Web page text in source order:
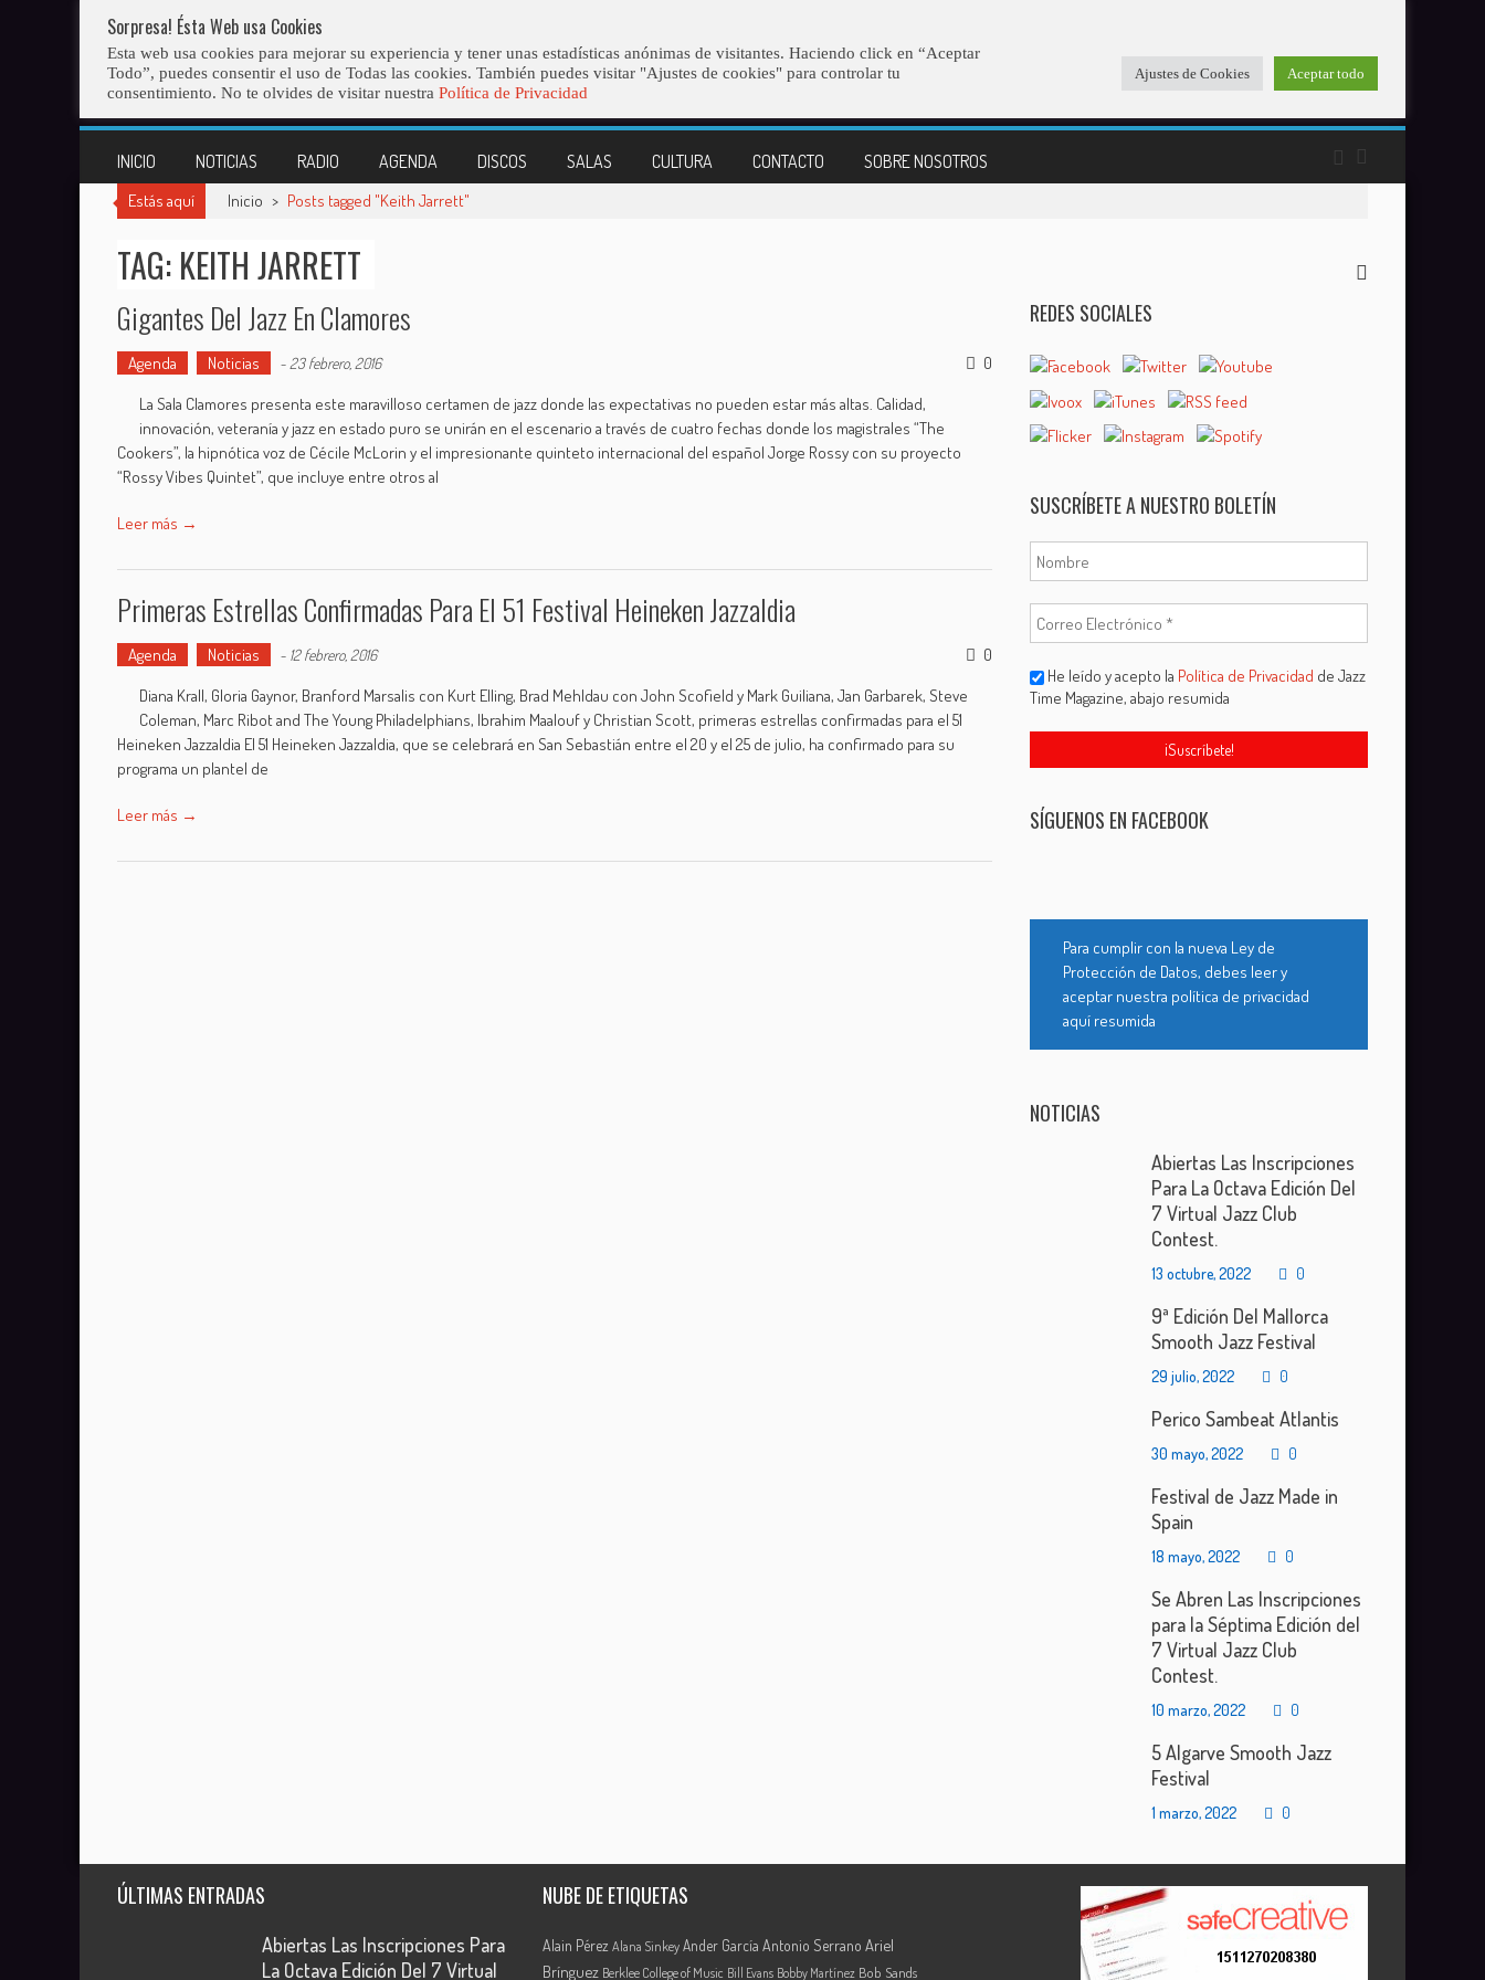
content
Abiertas Las Inscripciones Para La Octava Edición Del 7 Virtual Jazz Club Contest.
INICIO NOTICIAS RADIO AGENDA DISCOS SALAS CULTURA CONTACTO SOBRE NOSOTROS
Estás aquí Inicio > Posts tagged "Keith Jarrett"
TAG: KEITH JARRETT
Gigantes Del Jazz En Clamores
Agenda Noticias - 23 febrero, 2016
0
La Sala Clamores presenta este maravilloso certamen de jazz donde las expectativas no pueden estar más altas. Calidad,
innovación, veteranía y jazz en estado puro se unirán en el escenario a través de cuatro fechas donde los magistrales “The
Cookers”, la hipnótica voz de Cécile McLorin y el impresionante quinteto internacional del español Jorge Rossy con su proyecto
“Rossy Vibes Quintet”, que incluye entre otros al
Leer más →
Primeras Estrellas Confirmadas Para El 51 Festival Heineken Jazzaldia
Agenda Noticias - 12 febrero, 2016
0
Diana Krall, Gloria Gaynor, Branford Marsalis con Kurt Elling, Brad Mehldau con John Scofield y Mark Guiliana, Jan Garbarek, Steve
Coleman, Marc Ribot and The Young Philadelphians, Ibrahim Maalouf y Christian Scott, primeras estrellas confirmadas para el 51
Heineken Jazzaldia El 51 Heineken Jazzaldia, que se celebrará en San Sebastián entre el 20 y el 25 de julio, ha confirmado para su
programa un plantel de
Leer más →
REDES SOCIALES
SUSCRÍBETE A NUESTRO BOLETÍN
He leído y acepto la Política de Privacidad de Jazz
Time Magazine, abajo resumida
SÍGUENOS EN FACEBOOK
Para cumplir con la nueva Ley de
Protección de Datos, debes leer y
aceptar nuestra política de privacidad
aquí resumida
NOTICIAS
Abiertas Las Inscripciones
Para La Octava Edición Del
7 Virtual Jazz Club
Contest.
13 octubre, 2022 0
9ª Edición Del Mallorca
Smooth Jazz Festival
29 julio, 2022 0
Perico Sambeat Atlantis
30 mayo, 2022 0
Festival de Jazz Made in
Spain
18 mayo, 2022 0
Se Abren Las Inscripciones
para la Séptima Edición del
7 Virtual Jazz Club
Contest.
10 marzo, 2022 0
5 Algarve Smooth Jazz
Festival
1 marzo, 2022 0
ÚLTIMAS ENTRADAS
Abiertas Las Inscripciones Para
La Octava Edición Del 7 Virtual
NUBE DE ETIQUETAS
Alain Pérez Alana Sinkey Ander García Antonio Serrano Ariel
Brínguez Berklee College of Music Bill Evans Bobby Martínez Bob Sands
Sorpresa! Ésta Web usa Cookies
Esta web usa cookies para mejorar su experiencia y tener unas estadísticas anónimas de visitantes. Haciendo click en “Aceptar
Todo”, puedes consentir el uso de Todas las cookies. También puedes visitar "Ajustes de cookies" para controlar tu
consentimiento. No te olvides de visitar nuestra Política de Privacidad
Ajustes de Cookies Aceptar todo